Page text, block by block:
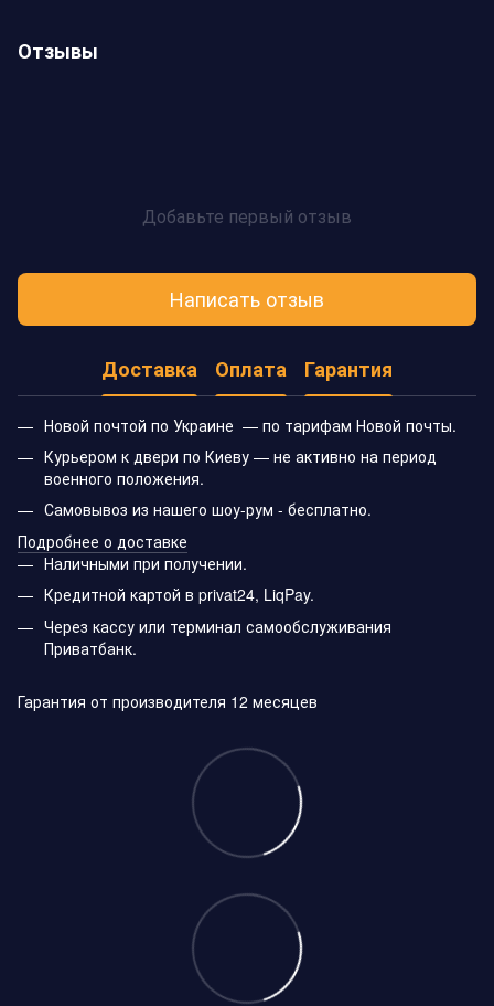
Отзывы
Добавьте первый отзыв
Написать отзыв
Доставка Оплата Гарантия
Новой почтой по Украине — по тарифам Новой почты.
Курьером к двери по Киеву — не активно на период
военного положения.
Самовывоз из нашего шоу-рум - бесплатно.
Подробнее о доставке
Наличными при получении.
Кредитной картой в privat24, LiqPay.
Через кассу или терминал самообслуживания
Приватбанк.
Гарантия от производителя 12 месяцев